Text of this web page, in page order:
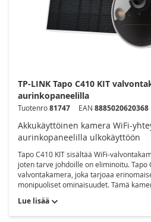
TP-LINK Tapo C410 KIT
aurinkopaneelilla
Tuotenro81747 EAN 8885020620368
Akkukäyttöinen kamera WiFi-
aurinkopaneelilla ulkokäyttöön
Tapo C410 KIT sisältää WiFi-
joten tarve johdoille on eliminoitu. Tapo
valvontakamera, joka tarjoaa
monipuoliset ominaisuudet. Tämä
Lue lisää